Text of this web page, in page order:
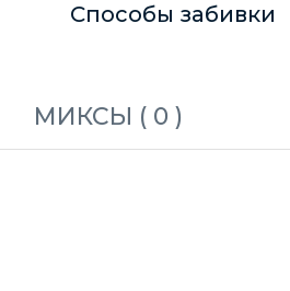
Способы забивки
МИКСЫ ( 0 )